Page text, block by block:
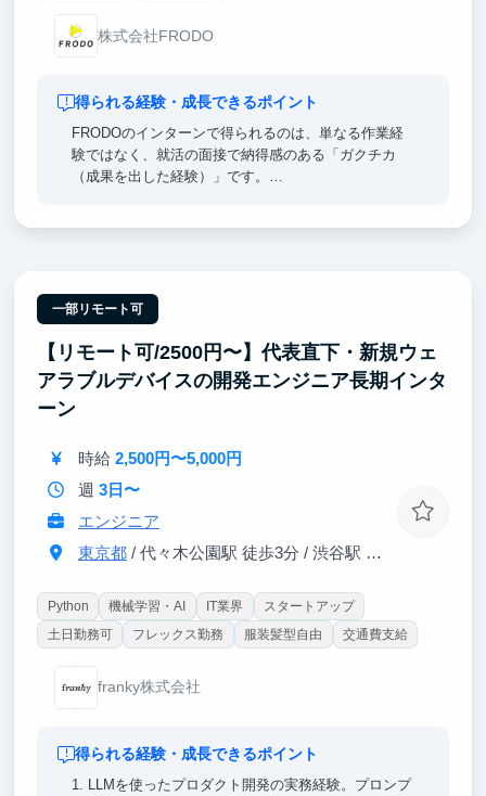
株式会社FRODO
得られる経験・成長できるポイント
FRODOのインターンで得られるのは、単なる作業経
験ではなく、就活の面接で納得感のある「ガクチカ
（成果を出した経験）」です。
も役立つ本物のスキルになります。
「Webマーケって怪しくない？」と不安な方もご安心
ください。FRODOはユーザーの悩みに寄り添う「美
容比較メディア」を運営する会社です。学生のうちに
一生モノのスキルを身につけませんか？
一部リモート可
【リモート可/2500円〜】代表直下・新規ウェ
アラブルデバイスの開発エンジニア長期インタ
ーン
時給 2,500円〜5,000円
週 3日〜
エンジニア
東京都/ 代々木公園駅 徒歩3分 / 渋谷駅 徒歩15分
Python 機械学習・AI IT業界
スタートアップ
土日勤務可
フレックス勤務 服装髪型自由 交通費支給
franky株式会社
得られる経験・成長できるポイント
1. LLMを使ったプロダクト開発の実務経験。プロンプ